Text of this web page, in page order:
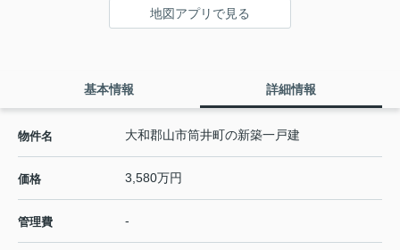
地図アプリで見る
基本情報 詳細情報
物件名 大和郡山市筒井町の新築一戸建
価格 3,580万円
管理費 -